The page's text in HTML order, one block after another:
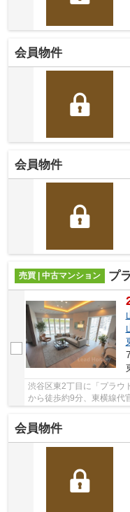
会員物件
会員物件
売買 | 中古マンション プ
渋谷区東2丁目に「プラウ
から徒歩約9分、東横線代
会員物件